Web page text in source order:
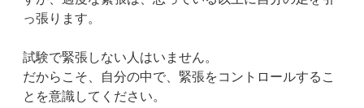
っ張ります。
試験で緊張しない人はいません。
だからこそ、自分の中で、緊張をコントロールするこ
とを意識してください。